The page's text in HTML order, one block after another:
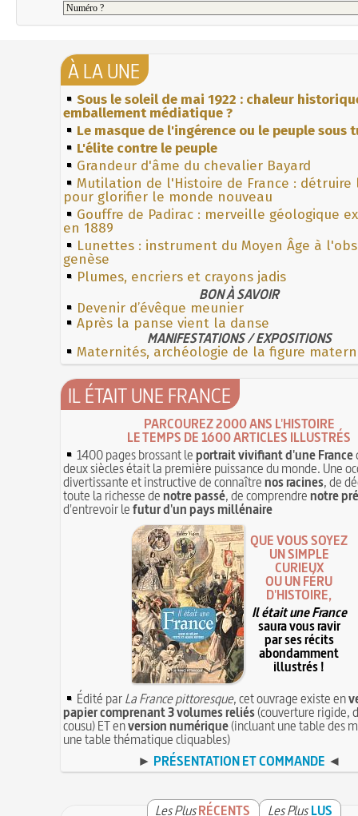
À LA UNE
Sous le soleil de mai 1922 : chaleur
emballement médiatique ?
Le masque de l'ingérence ou le peuple sous
L'élite contre le peuple
Grandeur d'âme du chevalier Bayard
Mutilation de l'Histoire de France : détruire
pour glorifier le monde nouveau
Gouffre de Padirac : merveille géologique
en 1889
Lunettes : instrument du Moyen Âge à
genèse
Plumes, encriers et crayons jadis
BON À SAVOIR
Devenir d’évêque meunier
Après la panse vient la danse
MANIFESTATIONS / EXPOSITIONS
Maternités, archéologie de la figure
IL ÉTAIT UNE FRANCE
PARCOUREZ 2000 ANS L'HISTOIRE
LE TEMPS DE 1600 ARTICLES ILLUSTRÉS
1400 pages brossant leportrait vivifiant d'une France
deux siècles était la première puissance du monde. Une
divertissante et instructive de connaîtrenos racines, de
toute la richesse denotre passé, de comprendrenotre
d'entrevoir lefutur d'un pays millénaire
QUE VOUS SOYEZ
UN SIMPLE
CURIEUX
OU UN FÉRU
D'HISTOIRE,
Il était une France
saura vous ravir
par ses récits
abondamment
illustrés !
Édité parLa France pittoresque, cet ouvrage existe en
papier comprenant 3 volumes reliés(couverture rigide,
cousu) ET enversion numérique(incluant une table des
une table thématique cliquables)
► PRÉSENTATION ET COMMANDE ◄
Les PlusRÉCENTS Les Plus LUS